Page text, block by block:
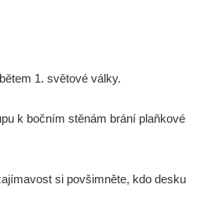
1. světové války.
k bočním stěnám brání plaňkové
si povšimněte, kdo desku